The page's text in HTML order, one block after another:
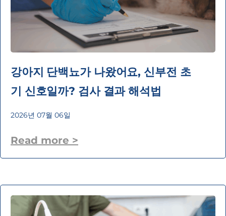
강아지 단백뇨가 나왔어요, 신부전 초
기 신호일까? 검사 결과 해석법
2026년 07월 06일
Read more >